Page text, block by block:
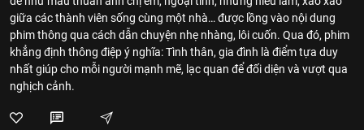
giữa các thành viên sống cùng một nhà… được lồng vào nội dung
phim thông qua cách dẫn chuyện nhẹ nhàng, lôi cuốn. Qua đó, phim
khẳng định thông điệp ý nghĩa: Tình thân, gia đình là điểm tựa duy
nhất giúp cho mỗi người mạnh mẽ, lạc quan để đối diện và vượt qua
nghịch cảnh.